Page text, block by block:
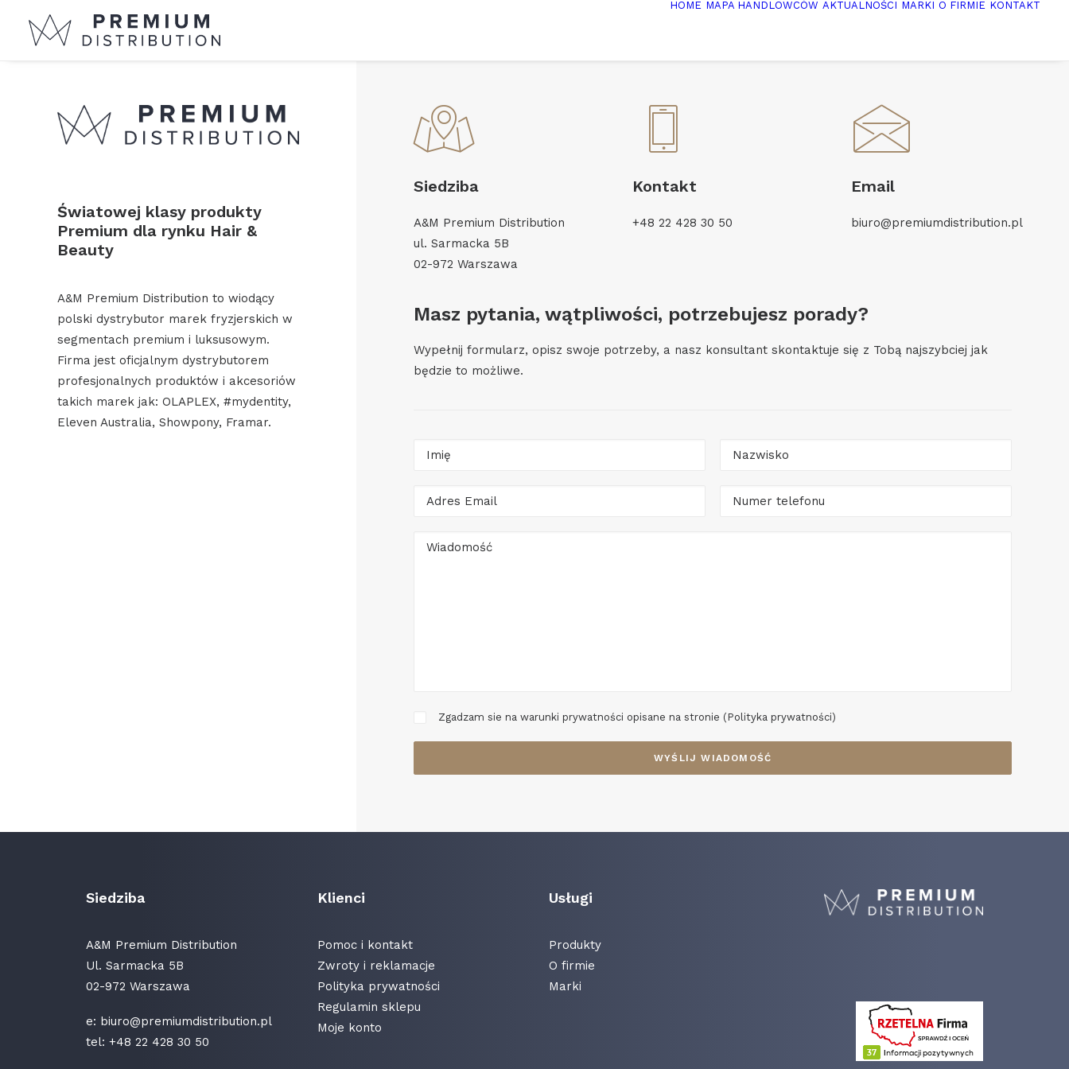
HOME MAPA HANDLOWCÓW AKTUALNOŚCI MARKI O FIRMIE KONTAKT
Światowej klasy produkty
Premium dla rynku Hair &
Beauty
A&M Premium Distribution to wiodący
polski dystrybutor marek fryzjerskich w
segmentach premium i luksusowym.
Firma jest oficjalnym dystrybutorem
profesjonalnych produktów i akcesoriów
takich marek jak: OLAPLEX, #mydentity,
Eleven Australia, Showpony, Framar.
Siedziba
A&M Premium Distribution
ul. Sarmacka 5B
02-972 Warszawa
Kontakt
+48 22 428 30 50
Email
biuro@premiumdistribution.pl
Masz pytania, wątpliwości, potrzebujesz porady?
Wypełnij formularz, opisz swoje potrzeby, a nasz konsultant skontaktuje się z Tobą najszybciej jak
będzie to możliwe.
Zgadzam sie na warunki prywatności opisane na stronie ( Polityka prywatności)
Siedziba
A&M Premium Distribution
Ul. Sarmacka 5B
02-972 Warszawa
e: biuro@premiumdistribution.pl
tel: +48 22 428 30 50
Klienci
Pomoc i kontakt
Zwroty i reklamacje
Polityka prywatności
Regulamin sklepu
Moje konto
Usługi
Produkty
O firmie
Marki